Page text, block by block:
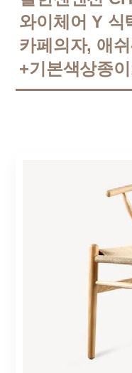
와이체어 Y 식
카페의자, 애
+기본색상종